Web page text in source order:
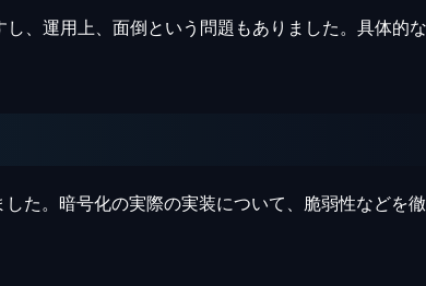
、運用上、面倒という問題もありました。具体的
た。暗号化の実際の実装について、脆弱性などを